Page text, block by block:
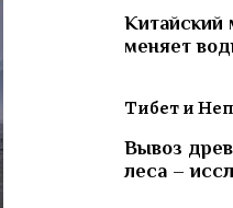
Китайский
меняет
Тибет и
Вывоз
леса –